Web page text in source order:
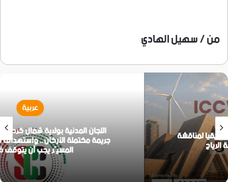
من / سهيل الهادي
اللجان المدنية بولاية شمال كردفان: قصف المزروب
جريمة مكتملة الأركان.. واستهداف المدنيين بالطيران
المسيّر يجب أن يتوقف فورًا